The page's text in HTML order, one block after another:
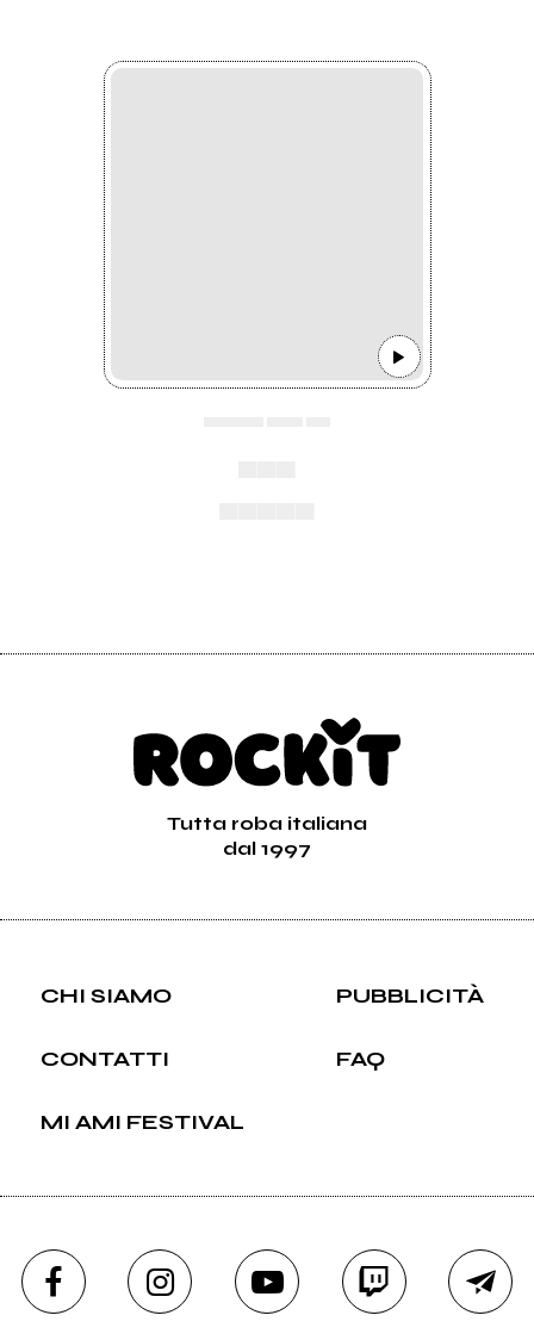
Tutta roba italiana
dal 1997
CHI SIAMO PUBBLICITÀ
CONTATTI FAQ
MI AMI FESTIVAL